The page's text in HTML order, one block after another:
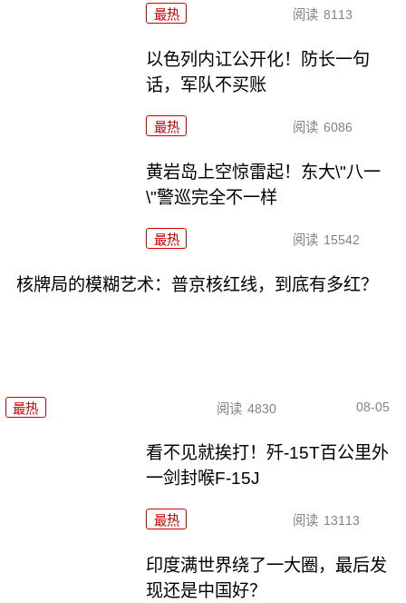
最热 阅读 8113
以色列内讧公开化！防长一句
话，军队不买账
最热 阅读 6086
黄岩岛上空惊雷起！东大\"八一
\"警巡完全不一样
最热 阅读 15542
核牌局的模糊艺术：普京核红线，到底有多红？
最热 阅读 4830 08-05
看不见就挨打！歼-15T百公里外
一剑封喉F-15J
最热 阅读 13113
印度满世界绕了一大圈，最后发
现还是中国好？